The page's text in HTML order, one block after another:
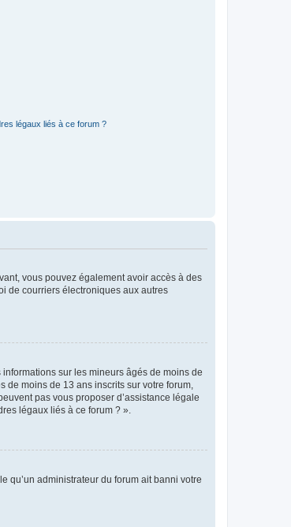
légaux liés à ce forum ?
vous pouvez également avoir accès à des
de courriers électroniques aux autres
sur les mineurs âgés de moins de
moins de 13 ans inscrits sur votre forum,
pas vous proposer d’assistance légale
légaux liés à ce forum ? ».
qu’un administrateur du forum ait banni votre